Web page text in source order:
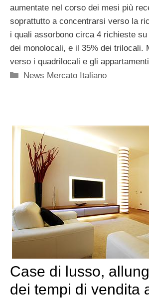
aumentate nel corso dei mesi più
soprattutto a concentrarsi verso la
i quali assorbono circa 4 richieste
dei monolocali, e il 35% dei trilocali.
verso i quadrilocali e gli
Categorie
News Mercato Italiano
Case di lusso,
dei tempi di vendita